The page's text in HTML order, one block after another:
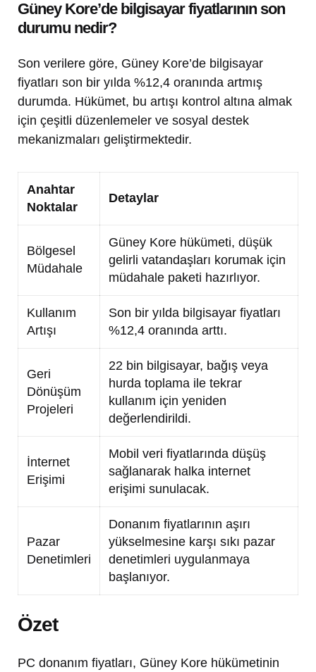
Güney Kore’de bilgisayar fiyatlarının son
durumu nedir?
Son verilere göre, Güney Kore’de bilgisayar
fiyatları son bir yılda %12,4 oranında artmış
durumda. Hükümet, bu artışı kontrol altına almak
için çeşitli düzenlemeler ve sosyal destek
mekanizmaları geliştirmektedir.
Anahtar
Noktalar
Detaylar
Bölgesel
Müdahale
Güney Kore hükümeti, düşük
gelirli vatandaşları korumak için
müdahale paketi hazırlıyor.
Kullanım
Artışı
Son bir yılda bilgisayar fiyatları
%12,4 oranında arttı.
Geri
Dönüşüm
Projeleri
22 bin bilgisayar, bağış veya
hurda toplama ile tekrar
kullanım için yeniden
değerlendirildi.
İnternet
Erişimi
Mobil veri fiyatlarında düşüş
sağlanarak halka internet
erişimi sunulacak.
Pazar
Denetimleri
Donanım fiyatlarının aşırı
yükselmesine karşı sıkı pazar
denetimleri uygulanmaya
başlanıyor.
Özet
PC donanım fiyatları, Güney Kore hükümetinin